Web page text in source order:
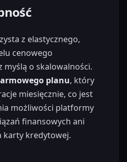
z elastycznego,
cenowego
o skalowalności.
planu, który
miesięcznie, co jest
możliwości platformy
finansowych ani
karty kredytowej.